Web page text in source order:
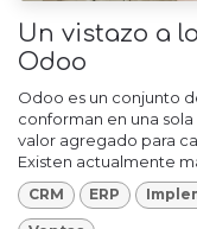
Un vistazo a
Odoo
Odoo es un conjunto
conforman en una
valor agregado para
Existen actualmente ma
CRM ERP